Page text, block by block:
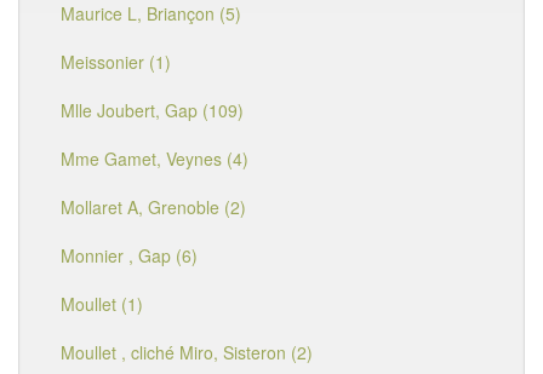
Maurice L, Briançon (5)
Meissonier (1)
Mlle Joubert, Gap (109)
Mme Gamet, Veynes (4)
Mollaret A, Grenoble (2)
Monnier , Gap (6)
Moullet (1)
Moullet , cliché Miro, Sisteron (2)